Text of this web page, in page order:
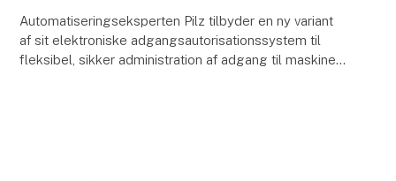
Automatiseringseksperten Pilz tilbyder en ny variant
af sit elektroniske adgangsautorisationssystem til
fleksibel, sikker administration af adgang til maskiner.